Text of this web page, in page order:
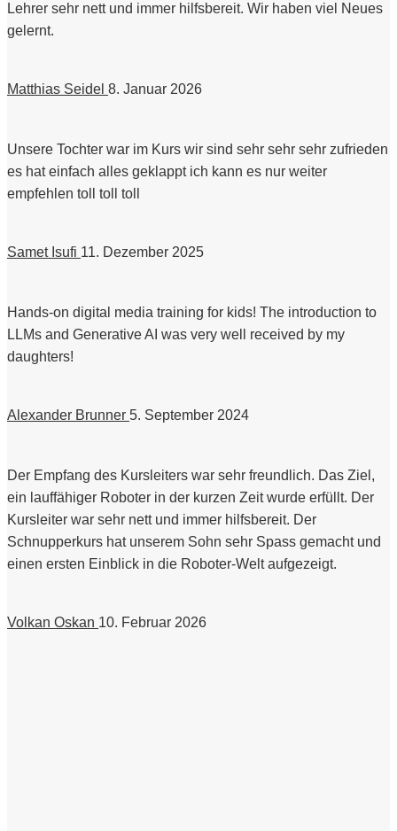
Lehrer sehr nett und immer hilfsbereit. Wir haben viel Neues
gelernt.
Matthias Seidel 8. Januar 2026
Unsere Tochter war im Kurs wir sind sehr sehr sehr zufrieden
es hat einfach alles geklappt ich kann es nur weiter
empfehlen toll toll toll
Samet Isufi 11. Dezember 2025
Hands-on digital media training for kids! The introduction to
LLMs and Generative AI was very well received by my
daughters!
Alexander Brunner 5. September 2024
Der Empfang des Kursleiters war sehr freundlich. Das Ziel,
ein lauffähiger Roboter in der kurzen Zeit wurde erfüllt. Der
Kursleiter war sehr nett und immer hilfsbereit. Der
Schnupperkurs hat unserem Sohn sehr Spass gemacht und
einen ersten Einblick in die Roboter-Welt aufgezeigt.
Volkan Oskan 10. Februar 2026